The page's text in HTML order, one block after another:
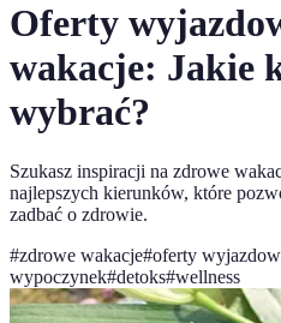
Oferty
wakacje: Jakie
wybrać?
Szukasz inspiracji na zdrowe
najlepszych kierunków, które
zadbać o zdrowie.
#zdrowe wakacje#oferty
wypoczynek#detoks#wellness